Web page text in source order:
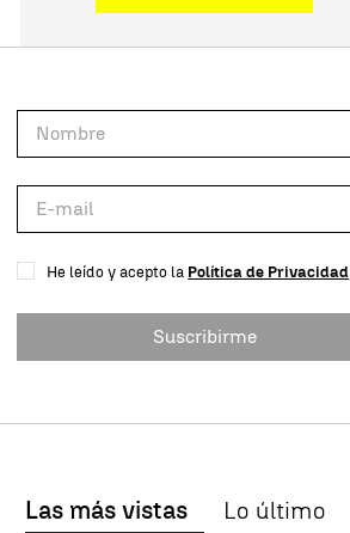
He leído y acepto la Política de Privacidad
Suscribirme
Las más vistas Lo último